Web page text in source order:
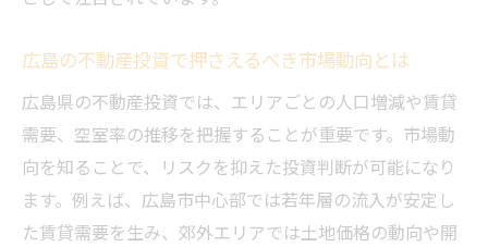
利回り重視なら広島の収益物件が注目される理
由
広島県の不動産売買で利回りを高める方法
収益物件の利回りを左右する売買ポイント
広島の不動産投資で利回りが重視される背
景
広島の不動産投資で押さえるべき市場動向とは
広島県の不動産投資では、エリアごとの人口増減や賃貸
需要、空室率の推移を把握することが重要です。市場動
向を知ることで、リスクを抑えた投資判断が可能になり
ます。例えば、広島市中心部では若年層の流入が安定し
た賃貸需要を生み、郊外エリアでは土地価格の動向や開